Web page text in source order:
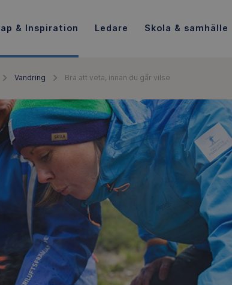
& Inspiration Ledare Skola & samhälle
Vandring Bra att veta, innan du går vilse